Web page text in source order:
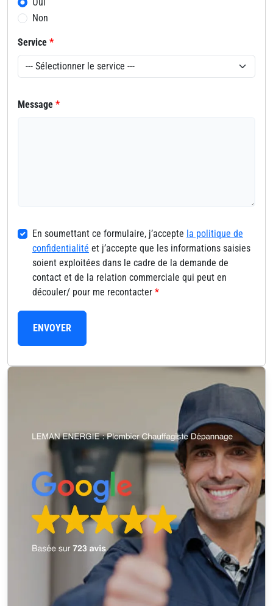
Non
Service *
Message *
En soumettant ce formulaire, j’accepte la politique de
confidentialité et j’accepte que les informations saisies
soient exploitées dans le cadre de la demande de
contact et de la relation commerciale qui peut en
découler/ pour me recontacter *
ENVOYER